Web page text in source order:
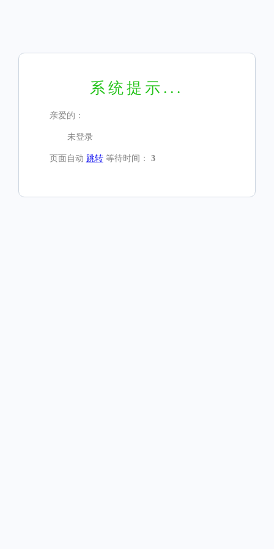
系统提示...
亲爱的：
未登录
页面自动 跳转等待时间： 3